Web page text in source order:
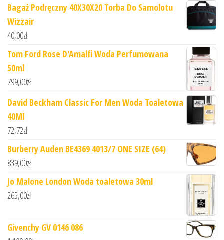
Bagaż Podręczny 40X30X20 Torba Do Samolotu
Wizzair
40,00zł
Tom Ford Rose D'Amalfi Woda Perfumowana
50ml
799,00zł
David Beckham Classic For Men Woda Toaletowa
40Ml
72,72zł
Burberry Auden BE4369 4013/7 ONE SIZE (64)
839,00zł
Jo Malone London Woda toaletowa 30ml
265,00zł
Givenchy GV 0146 086